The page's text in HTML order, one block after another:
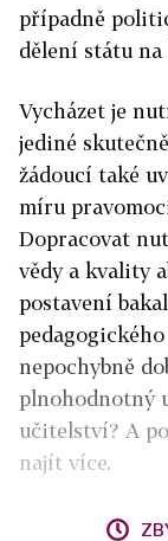
případně
dělení státu na
Vycházet je
jediné
žádoucí také
míru
Dopracovat
vědy a kvality
postavení
nepochybně
plnohodnotný
učitelství? A
najít více.